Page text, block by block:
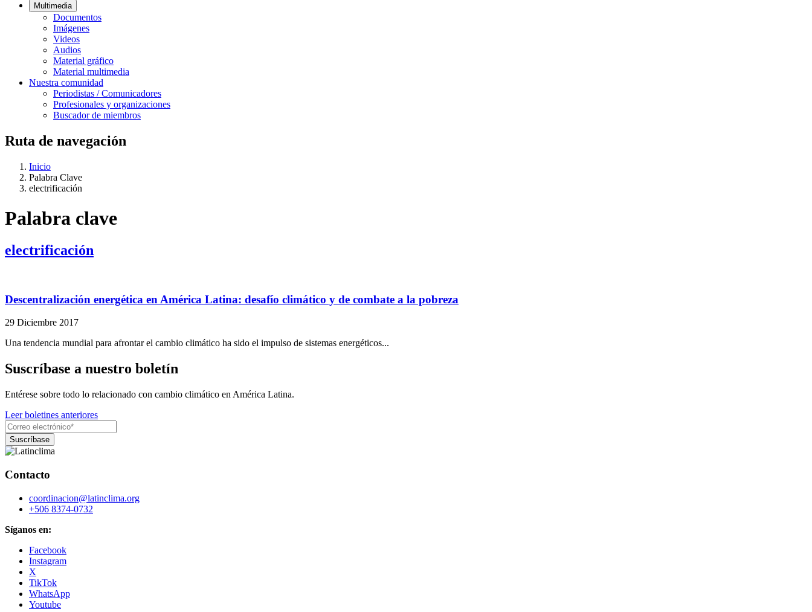
Multimedia
Documentos
Imágenes
Videos
Audios
Material gráfico
Material multimedia
Nuestra comunidad
Periodistas / Comunicadores
Profesionales y organizaciones
Buscador de miembros
Ruta de navegación
Inicio
Palabra Clave
electrificación
Palabra clave
electrificación
Descentralización energética en América Latina: desafío climático y de combate a la pobreza
29 Diciembre 2017
Una tendencia mundial para afrontar el cambio climático ha sido el impulso de sistemas energéticos...
Suscríbase a nuestro boletín
Entérese sobre todo lo relacionado con cambio climático en América Latina.
Leer boletines anteriores
Contacto
coordinacion@latinclima.org
+506 8374-0732
Síganos en:
Facebook
Instagram
X
TikTok
WhatsApp
Youtube